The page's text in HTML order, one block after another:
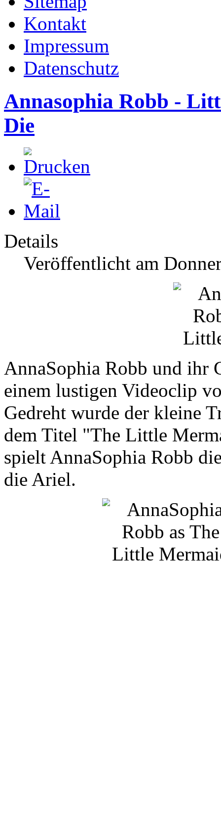
Kontakt
Impressum
Datenschutz
Annasophia Robb -
Die
Details
Veröffentlicht am
AnnaSophia Robb und ihr
einem lustigen Videoclip
Gedreht wurde der kleine
dem Titel "The Little
spielt AnnaSophia Robb
die Ariel.